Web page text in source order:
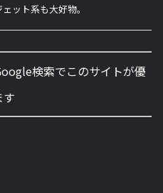
ット系も大好物。
検索でこのサイトが優